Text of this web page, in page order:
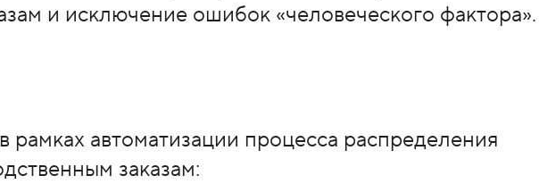
и исключение ошибок «человеческого фактора».
рамках автоматизации процесса распределения
заказам: